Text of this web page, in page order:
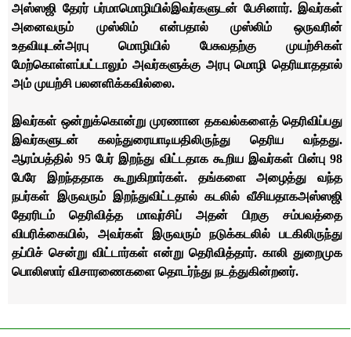
அஸ்ஸஜி தேரர் பர்மாமொழியில்இவர்களுடன் பேசினார். இவர்கள்
அனைவரும் முஸ்லிம் என்பதால் முஸ்லிம் ஒருவரின்
உதவியுடன்அரபு மொழியில் பேசுவதற்கு முயற்சிகள்
மேற்கொள்ளப்பட்டாலும் அவர்களுக்கு அரபு மொழி தெரியாததால்
அம் முயற்சி பலனளிக்கவில்லை.
இவர்கள் ஒன்றுக்கொன்று முரணான தகவல்களைத் தெரிவிப்பது
இவர்களுடன் கலந்துரையாடியதிலிருந்து தெரிய வந்தது.
ஆரம்பத்தில் 95 பேர் இறந்து விட்டதாக கூறிய இவர்கள் பின்பு 98
பேரே இறந்ததாக கூறுகிறார்கள். தங்களை அழைத்து வந்த
நபர்கள் இருவரும் இறந்துவிட்டதால் கடலில் வீசியதாகஅஸ்ஸஜி
தேரரிடம் தெரிவித்த மாவுர்சிப் அதன் பிறகு சம்பவத்தை
விபரிக்கையில், அவர்கள் இருவரும் நடுக்கடலில் படகிலிருந்து
தப்பிச் சென்று விட்டார்கள் என்று தெரிவித்தார். காலி துறைமுக
பொலிஸார் விசாரணைகளை தொடர்ந்து நடத்துகின்றனர்.